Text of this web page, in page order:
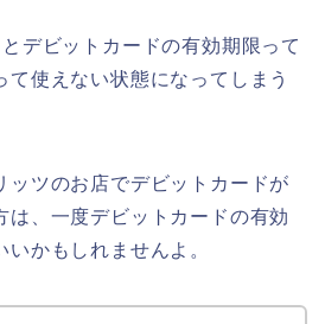
デビットカードの有効期限って
て使えない状態になってしまう
ッツのお店でデビットカードが
は、一度デビットカードの有効
かもしれませんよ。